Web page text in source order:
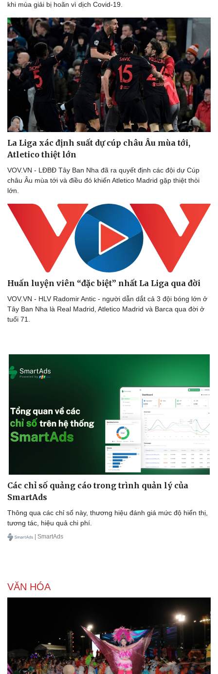
Thể thao
Bóng đá
Lịch thi đấu bóng đá
Thế giới thể thao
eSports
Hậu trường
Ô tô - Xe máy
Ô tô
Xe máy
Tư vấn
khi mùa giải bị hoãn vì dịch Covid-19.
La Liga xác định suất dự cúp châu Âu mùa tới,
Atletico thiệt lớn
VOV.VN - LĐBĐ Tây Ban Nha đã ra quyết định các đội dự Cúp
châu Âu mùa tới và điều đó khiến Atletico Madrid gặp thiệt thòi
lớn.
Huấn luyện viên “đặc biệt” nhất La Liga qua đời
VOV.VN - HLV Radomir Antic - người dẫn dắt cả 3 đội bóng lớn ở
Tây Ban Nha là Real Madrid, Atletico Madrid và Barca qua đời ở
tuổi 71.
Các chỉ số quảng cáo trong trình quản lý của
SmartAds
Thông qua các chỉ số này, thương hiệu đánh giá mức độ hiển thị,
tương tác, hiệu quả chi phí.
| SmartAds
VĂN HÓA